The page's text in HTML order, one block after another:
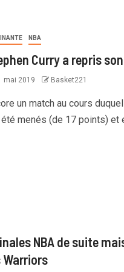
NBA
Curry a repris
mai 2019 Basket221
un match au cours
menés (de 17 points) et
NBA de suite
Warriors